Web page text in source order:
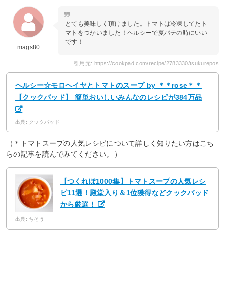
mags80
とても美味しく頂けました。トマトは冷凍してたト
マトをつかいました！ヘルシーで夏バテの時にいい
です！
引用元: https://cookpad.com/recipe/2783330/tsukurepos
ヘルシー☆モロヘイヤとトマトのスープ by ＊＊rose＊＊
【クックパッド】 簡単おいしいみんなのレシピが384万品
出典: クックパッド
（＊トマトスープの人気レシピについて詳しく知りたい方はこち
らの記事を読んでみてください。）
【つくれぽ1000集】トマトスープの人気レシ
ピ11選！殿堂入り＆1位獲得などクックパッド
から厳選！
出典: ちそう